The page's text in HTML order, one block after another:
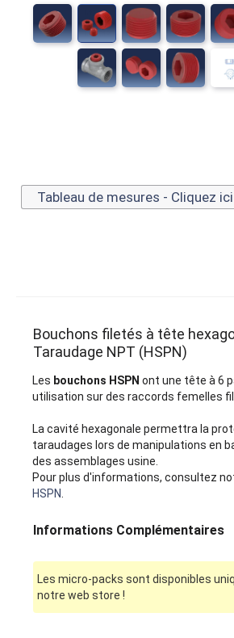
Tableau de mesures - Cliquez ici
Bouchons filetés à tête
Taraudage NPT (HSPN)
Les bouchons HSPN ont une tête à 6
utilisation sur des raccords femelles
La cavité hexagonale permettra la
taraudages lors de manipulations en
des assemblages usine.
Pour plus d'informations, consultez
HSPN.
Informations Complémentaires
Les micro-packs sont disponibles
notre web store !